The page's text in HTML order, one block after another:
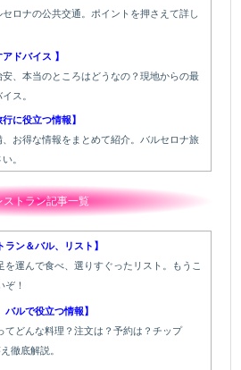
ロナの公共交通。ポイントを押さえて詳し
ドバイス 】
、本当のところはどうなの？現地からの最
ス。
行に役立つ情報】
お得な情報をまとめて紹介。バルセロナ旅
。
ストラン記事一覧
ラン＆バル、リスト】
を運んで食べ、選りすぐったリスト。もうこ
ぞ！
バルで役立つ情報】
てどんな料理？注文は？予約は？チップ
徹底解説。